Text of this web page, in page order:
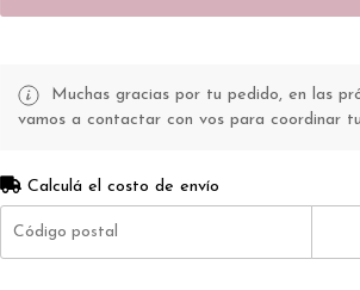
Muchas gracias por tu pedido, en las
vamos a contactar con vos para coordinar
Calculá el costo de envío